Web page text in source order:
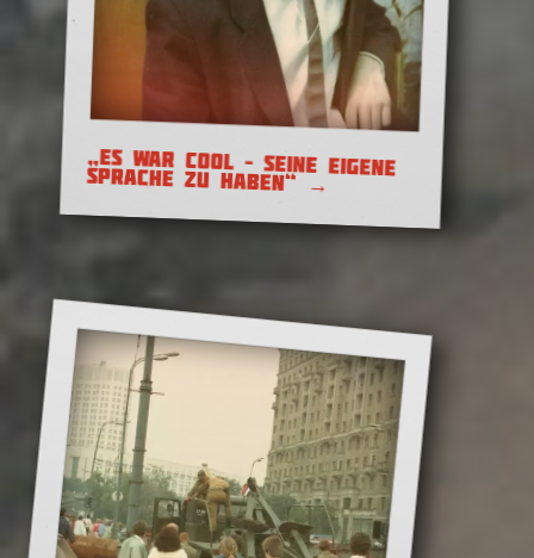
Das war Russland 2021
S Kaljadami! Weihnachten
auf Belarussisch
„ES WAR COOL – SEINE EIGENE
SPRACHE ZU HABEN“ →